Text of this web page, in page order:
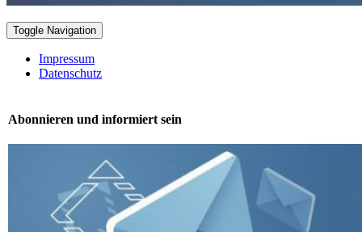
Toggle Navigation
Impressum
Datenschutz
Abonnieren und informiert sein